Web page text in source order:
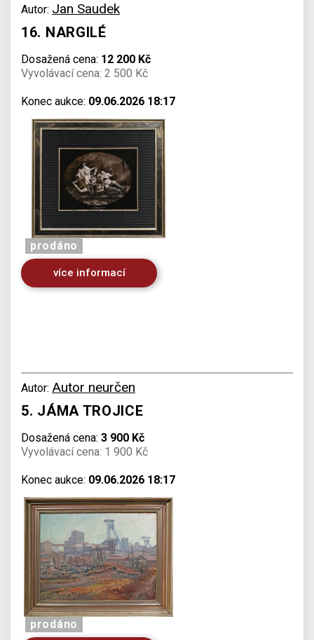
Autor: Jan Saudek
16. NARGILÉ
Dosažená cena: 12 200 Kč
Vyvolávací cena: 2 500 Kč
Konec aukce: 09.06.2026 18:17
prodáno
více informací
Autor: Autor neurčen
5. JÁMA TROJICE
Dosažená cena: 3 900 Kč
Vyvolávací cena: 1 900 Kč
Konec aukce: 09.06.2026 18:17
prodáno